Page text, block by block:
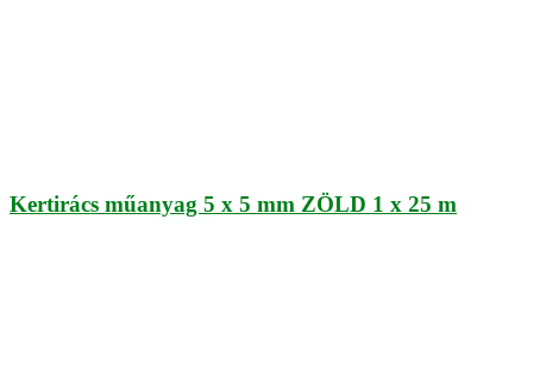
Kertirács műanyag 5 x 5 mm ZÖLD 1 x 25 m